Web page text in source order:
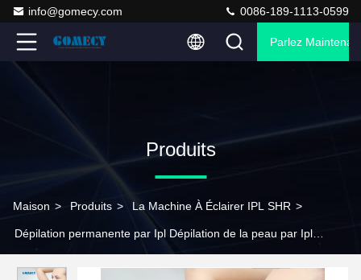
info@gomecy.com 0086-189-1113-0599
Parlez
Produits
Maison > Produits > La Machine À Éclairer IPL SHR >
Dépilation permanente par Ipl Dépilation de la peau par Ipl